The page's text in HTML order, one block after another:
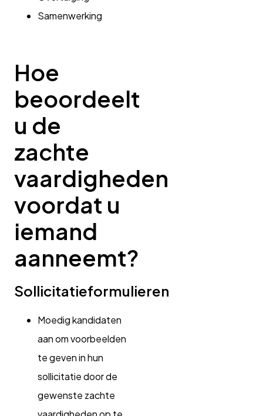
Samenwerking
Hoe
beoordeelt
u de
zachte
vaardigheden
voordat u
iemand
aanneemt?
Sollicitatieformulieren
Moedig kandidaten
aan om voorbeelden
te geven in hun
sollicitatie door de
gewenste zachte